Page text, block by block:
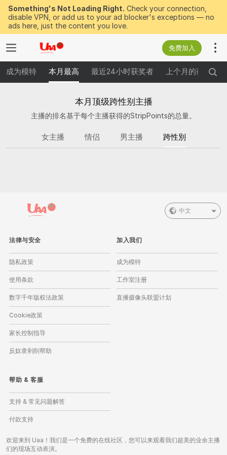
Something's Not Loading Right. Check your connection,
disable VPN, or add us to your ad blocker's exceptions — no
ads here, just the content you love.
免费加入
成为模特 本月最高 最近24小时获奖者 上个月的获奖者
本月顶级跨性别主播
主播的排名基于每个主播获得的StripPoints的总量。
女主播 情侣 男主播 跨性別
中文
法律与安全
隐私政策
使用条款
数字千年版权法政策
Cookie政策
家长控制指导
反奴隶剥削帮助
加入我们
成为模特
工作室注册
直播摄像头联盟计划
帮助 &客服
支持 & 常见问题解答
付款支持
欢迎来到 Uaa！我们是一个免费的在线社区，您可以来观看我们超美的业余主播
们的现场互动表演。